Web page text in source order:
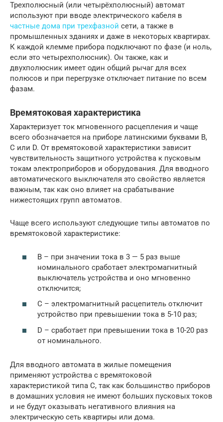
Трехполюсный (или четырёхполюсный) автомат
используют при вводе электрического кабеля в
частные дома при трехфазной сети, а также в
промышленных зданиях и даже в некоторых квартирах.
К каждой клемме прибора подключают по фазе (и ноль,
если это четырехполюсник). Он также, как и
двухполюсник имеет один общий рычаг для всех
полюсов и при перегрузке отключает питание по всем
фазам.
Времятоковая характеристика
Характеризует ток мгновенного расцепления и чаще
всего обозначается на приборе латинскими буквами B,
C или D. От времятоковой характеристики зависит
чувствительность защитного устройства к пусковым
токам электроприборов и оборудования. Для вводного
автоматического выключателя это свойство является
важным, так как оно влияет на срабатывание
нижестоящих групп автоматов.
Чаще всего используют следующие типы автоматов по
времятоковой характеристике:
B – при значении тока в 3 — 5 раз выше
номинального сработает электромагнитный
выключатель устройства и оно мгновенно
отключится;
C – электромагнитный расцепитель отключит
устройство при превышении тока в 5-10 раз;
D – сработает при превышении тока в 10-20 раз
от номинального.
Для вводного автомата в жилые помещения
применяют устройства с времятоковой
характеристикой типа C, так как большинство приборов
в домашних условия не имеют больших пусковых токов
и не будут оказывать негативного влияния на
электрическую сеть квартиры или дома.